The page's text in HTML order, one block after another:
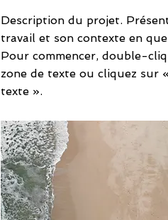
Description du projet.
travail et son contexte en
Pour commencer, double-
zone de texte ou cliquez sur
texte ».